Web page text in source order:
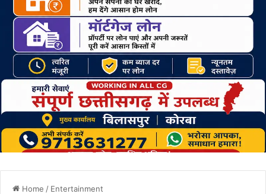
Home / Entertainment